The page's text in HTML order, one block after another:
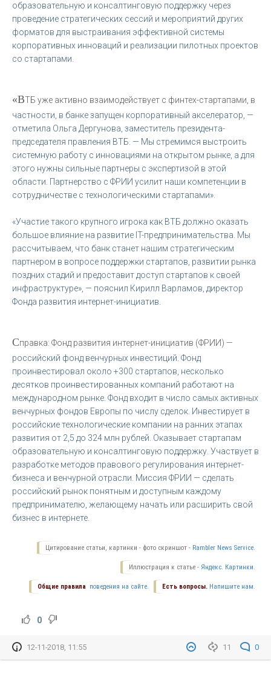
образовательную и консалтинговую поддержку через
проведение стратегических сессий и мероприятий других
форматов для выстраивания эффективной системы
корпоративных инноваций и реализации пилотных проектов
со стартапами.
«ВТБ уже активно взаимодействует с финтех-стартапами, в
частности, в банке запущен корпоративный акселератор, —
отметила Ольга Дергунова, заместитель президента-
председателя правления ВТБ. — Мы стремимся выстроить
системную работу с инновациями на открытом рынке, а для
этого нужны сильные партнеры с экспертизой в этой
области. Партнерство с ФРИИ усилит наши компетенции в
сотрудничестве с технологическими стартапами».
«Участие такого крупного игрока как ВТБ должно оказать
большое влияние на развитие IT-предпринимательства. Мы
рассчитываем, что банк станет нашим стратегическим
партнером в вопросе поддержки стартапов, развитии рынка
поздних стадий и предоставит доступ стартапов к своей
инфраструктуре», — пояснил Кирилл Варламов, директор
Фонда развития интернет-инициатив.
Справка: Фонд развития интернет-инициатив (ФРИИ) —
российский фонд венчурных инвестиций. Фонд
проинвестировал около +300 стартапов, несколько
десятков проинвестированных компаний работают на
международном рынке. Фонд входит в число самых активных
венчурных фондов Европы по числу сделок. Инвестирует в
российские технологические компании на ранних этапах
развития от 2,5 до 324 млн рублей. Оказывает стартапам
образовательную и консалтинговую поддержку. Участвует в
разработке методов правового регулирования интернет-
бизнеса и венчурной отрасли. Миссия ФРИИ — сделать
российский рынок понятным и доступным каждому
предпринимателю, желающему начать или расширить свой
бизнес в интернете.
Цитирование статьи, картинки - фото скриншот - Rambler News Service.
Иллюстрация к статье - Яндекс. Картинки.
Есть вопросы. Напишите нам.
Общие правила поведения на сайте.
0
11 0
12-11-2018, 11:55